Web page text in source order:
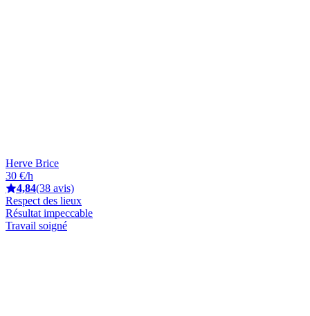
Herve Brice
30 €/h
4,84(38 avis)
Respect des lieux
Résultat impeccable
Travail soigné